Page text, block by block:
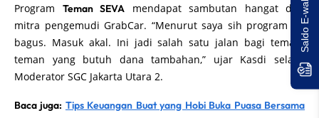
Program Teman SEVA mendapat sambutan hangat dari
mitra pengemudi GrabCar. “Menurut saya sih program ini
bagus. Masuk akal. Ini jadi salah satu jalan bagi teman-
teman yang butuh dana tambahan,” ujar Kasdi selaku
Moderator SGC Jakarta Utara 2.
Baca juga: Tips Keuangan Buat yang Hobi Buka Puasa Bersama